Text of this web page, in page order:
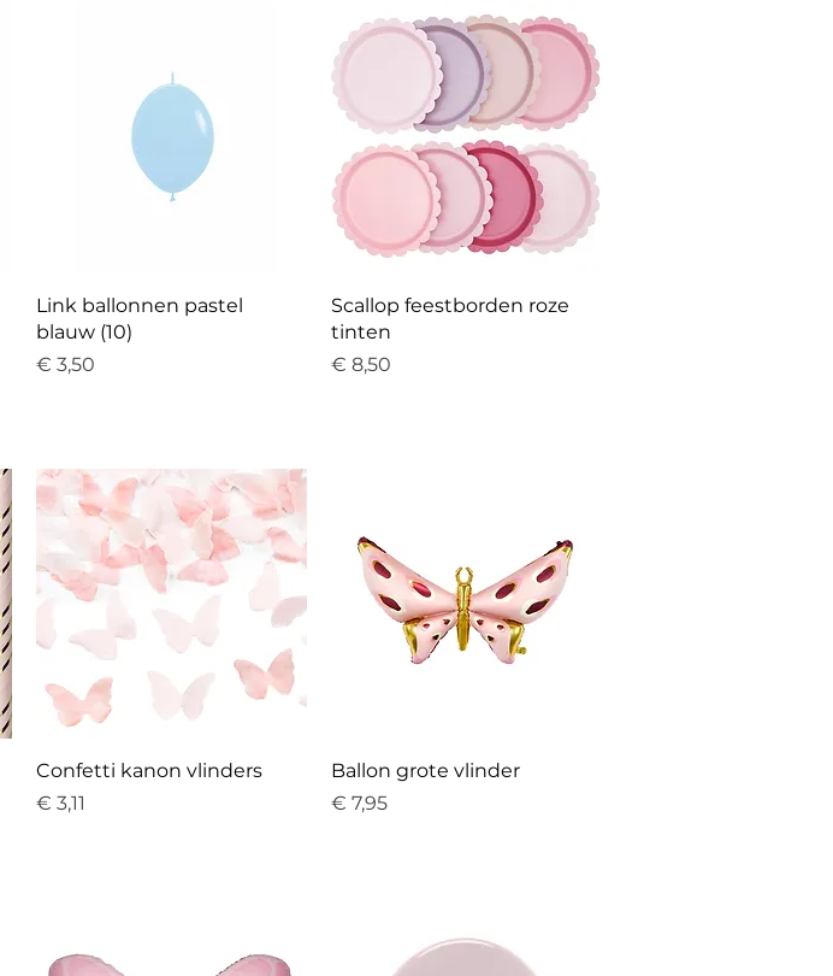
Snel overzicht
Link ballonnen pastel
blauw (10)
Prijs
€ 3,50
Snel overzicht
Scallop feestborden roze
tinten
Prijs
€ 8,50
Snel overzicht
Confetti kanon vlinders
Prijs
€ 3,11
Snel overzicht
Ballon grote vlinder
Prijs
€ 7,95